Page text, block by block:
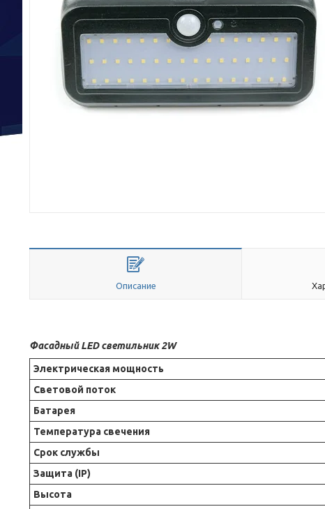
Описание
Фасадный LED светильник 2W
Электрическая мощность
Световой поток
Батарея
Температура свечения
Срок службы
Защита (ІР)
Высота